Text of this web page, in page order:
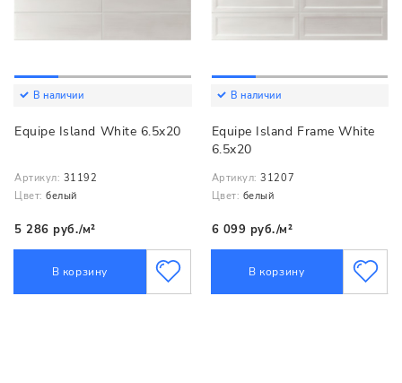
В наличии
Equipe Island White 6.5x20
Артикул: 31192
Цвет: белый
5 286 руб./м²
В корзину
В наличии
Equipe Island Frame White
6.5x20
Артикул: 31207
Цвет: белый
6 099 руб./м²
В корзину